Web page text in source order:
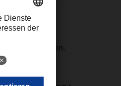
an den
Klausel
berücksichtigen,
und nicht